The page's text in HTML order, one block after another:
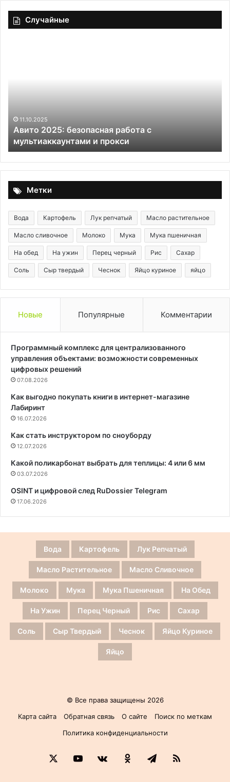
Случайные
прокси
11.10.2025
Авито 2025: безопасная работа с
мультиаккаунтами и прокси
Метки
Вода Картофель Лук репчатый Масло растительное
Масло сливочное Молоко Мука Мука пшеничная
На обед На ужин Перец черный Рис Сахар
Соль Сыр твердый Чеснок Яйцо куриное яйцо
Новые Популярные Комментарии
Программный комплекс для централизованного
управления объектами: возможности современных
цифровых решений
07.08.2026
Как выгодно покупать книги в интернет-магазине
Лабиринт
16.07.2026
Как стать инструктором по сноуборду
12.07.2026
Какой поликарбонат выбрать для теплицы: 4 или 6 мм
03.07.2026
OSINT и цифровой след RuDossier Telegram
17.06.2026
Вода Картофель Лук Репчатый
Масло Растительное Масло Сливочное
Молоко Мука Мука Пшеничная На Обед
На Ужин Перец Черный Рис Сахар
Соль Сыр Твердый Чеснок Яйцо Куриное
Яйцо
© Все права защищены 2026
Карта сайта
Обратная связь О сайте
Поиск по меткам
Политика конфиденциальности
YouTubevk.comОдноклассники
Telegram
RSS